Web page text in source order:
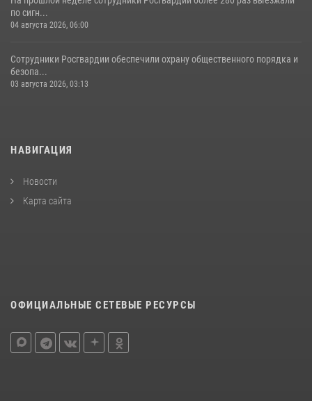
по сигн...
04 августа 2026, 06:00
Сотрудники Росгвардии обеспечили охрану общественного порядка и
безопа...
03 августа 2026, 03:13
НАВИГАЦИЯ
Новости
Карта сайта
ОФИЦИАЛЬНЫЕ СЕТЕВЫЕ РЕСУРСЫ